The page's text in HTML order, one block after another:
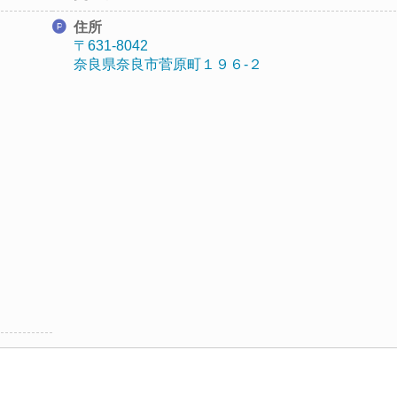
住所
〒631-8042
奈良県奈良市菅原町１９６-２